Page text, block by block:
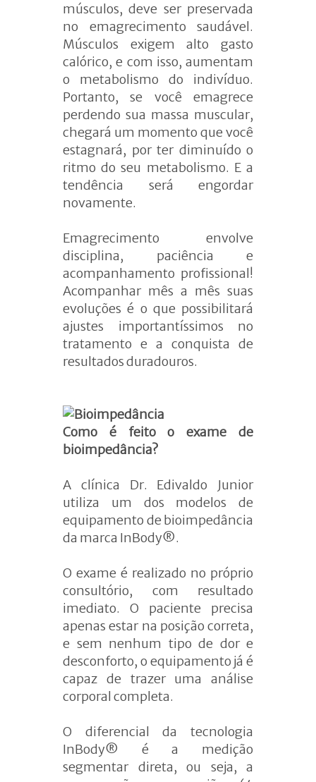
músculos, deve ser preservada
no emagrecimento saudável.
Músculos exigem alto gasto
calórico, e com isso, aumentam
o metabolismo do indivíduo.
Portanto, se você emagrece
perdendo sua massa muscular,
chegará um momento que você
estagnará, por ter diminuído o
ritmo do seu metabolismo. E a
tendência será engordar
novamente.
Emagrecimento envolve
disciplina, paciência e
acompanhamento profissional!
Acompanhar mês a mês suas
evoluções é o que possibilitará
ajustes importantíssimos no
tratamento e a conquista de
resultados duradouros.
Como é feito o exame de
bioimpedância?
A clínica Dr. Edivaldo Junior
utiliza um dos modelos de
equipamento de bioimpedância
da marca InBody®.
O exame é realizado no próprio
consultório, com resultado
imediato. O paciente precisa
apenas estar na posição correta,
e sem nenhum tipo de dor e
desconforto, o equipamento já é
capaz de trazer uma análise
corporal completa.
O diferencial da tecnologia
InBody® é a medição
segmentar direta, ou seja, a